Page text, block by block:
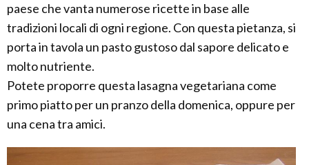
paese che vanta numerose ricette in base alle
tradizioni locali di ogni regione. Con questa pietanza, si
porta in tavola un pasto gustoso dal sapore delicato e
molto nutriente.
Potete proporre questa lasagna vegetariana come
primo piatto per un pranzo della domenica, oppure per
una cena tra amici.